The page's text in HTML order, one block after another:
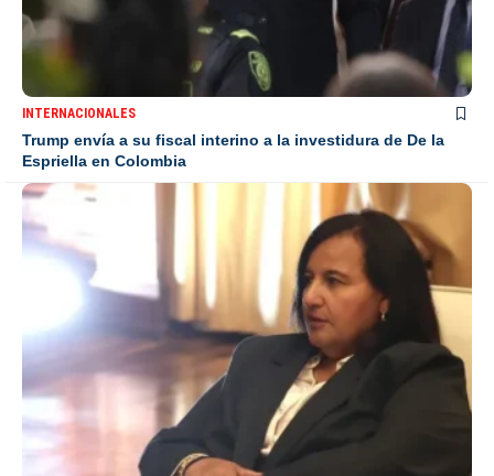
INTERNACIONALES
Trump envía a su fiscal interino a la investidura de De la
Espriella en Colombia